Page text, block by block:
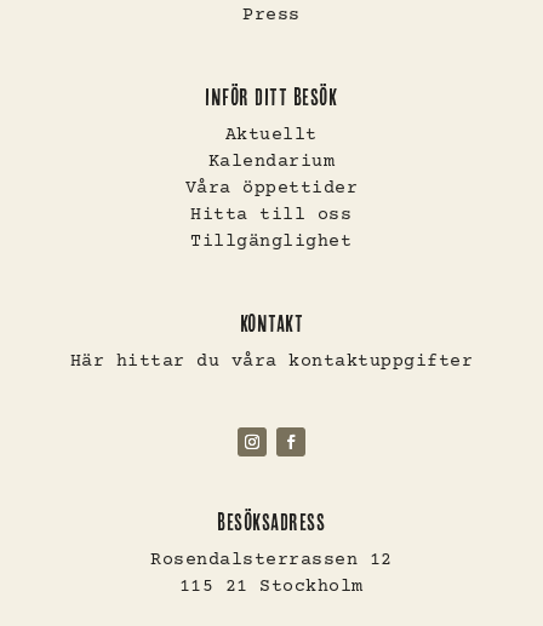
Press
INFÖR DITT BESÖK
Aktuellt
Kalendarium
Våra öppettider
Hitta till oss
Tillgänglighet
KONTAKT
Här hittar du våra kontaktuppgifter
BESÖKSADRESS
Rosendalsterrassen 12
115 21 Stockholm